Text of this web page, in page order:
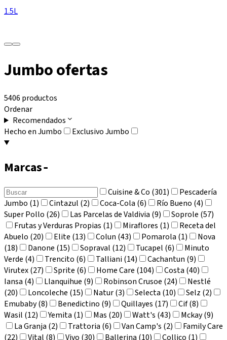
1.5L
Jumbo ofertas
5406 productos
Ordenar
Recomendados
Hecho en Jumbo
Exclusivo Jumbo
Marcas-
Cuisine & Co (301)
Pescadería
Jumbo (1)
Cintazul (2) Coca-Cola (6)
Río Bueno (4)
Super Pollo (26)
Las Parcelas de Valdivia (9)
Soprole (57)
Frutas y Verduras Propias (1)
Miraflores (1)
Receta del
Abuelo (20)
Elite (13) Colun (43) Pomarola (1)
Nova
(18)
Danone (15) Sopraval (12) Tucapel (6)
Minuto
Verde (4)
Trencito (6) Talliani (14)
Cachantun (9)
Virutex (27)
Sprite (6) Home Care (104)
Costa (40)
Iansa (4)
Llanquihue (9) Robinson Crusoe (24)
Nestlé
(20)
Loncoleche (15) Natur (3) Selecta (10)
Selz (2)
Emubaby (8)
Benedictino (9) Quillayes (17)
Cif (8)
Wasil (12)
Yemita (1) Mas (20) Watt's (43)
Mckay (9)
La Granja (2)
Trattoria (6) Van Camp's (2)
Family Care
(22)
Vital (8) Vivo (30) Ballerina (10) Collico (1)